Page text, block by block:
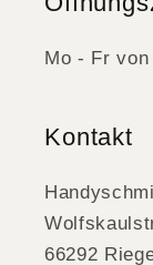
Mo - Fr
Kontakt
66292